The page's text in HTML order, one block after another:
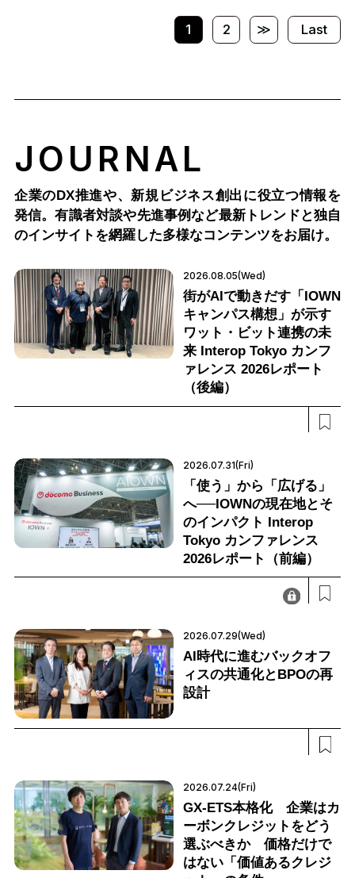
1 2 ≫ Last
JOURNAL
企業のDX推進や、新規ビジネス創出に役立つ情報を
発信。有識者対談や先進事例など最新トレンドと独自
のインサイトを網羅した多様なコンテンツをお届け。
2026.08.05(Wed)
街がAIで動きだす「IOWN
キャンパス構想」が示す
ワット・ビット連携の未
来 Interop Tokyo カンフ
ァレンス 2026レポート
（後編）
2026.07.31(Fri)
「使う」から「広げる」
へ──IOWNの現在地とそ
のインパクト Interop
Tokyo カンファレンス
2026レポート（前編）
2026.07.29(Wed)
AI時代に進むバックオフ
ィスの共通化とBPOの再
設計
2026.07.24(Fri)
GX-ETS本格化 企業はカ
ーボンクレジットをどう
選ぶべきか 価格だけで
はない「価値あるクレジ